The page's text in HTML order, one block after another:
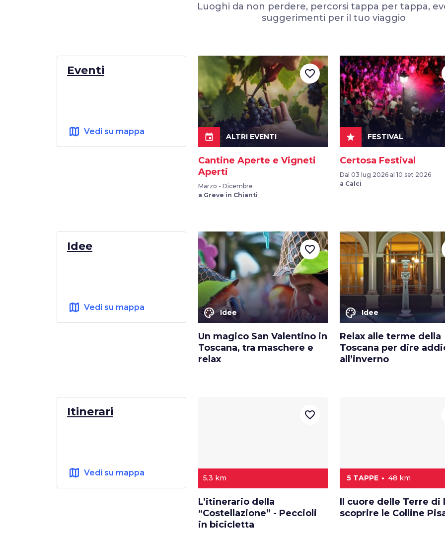
Luoghi da non perdere, percorsi tappa per tappa,
suggerimenti per il tuo viaggio
Eventi
map Vedi su mappa
event ALTRI EVENTI
Cantine Aperte e Vigneti
Aperti
Marzo - Dicembre
a Greve in Chianti
favorite_border
star FESTIVAL
Certosa Festival
Dal 03 lug 2026 al 10 set 2026
a Calci
Idee
map Vedi su mappa color_lens Idee
Un magico San Valentino in
Toscana, tra maschere e
relax
favorite_border
color_lens Idee
Relax alle terme della
Toscana per dire
all’inverno
Itinerari
map Vedi su mappa
5,3 km
L’itinerario della
“Costellazione” - Peccioli
in bicicletta
favorite_border
5 TAPPE 48 km
Il cuore delle Terre di
scoprire le Colline